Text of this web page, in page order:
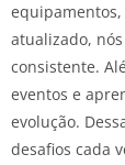
atualizado,
consistente.
eventos e
evolução.
desafios cada